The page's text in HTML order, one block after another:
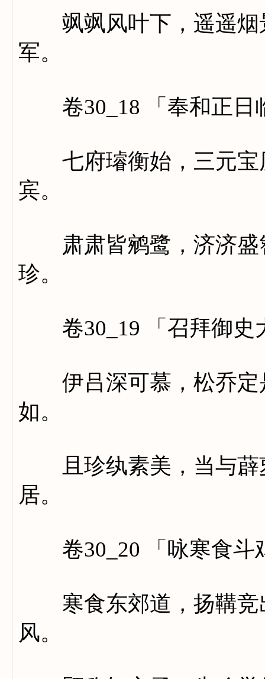
飒飒风叶下，遥遥烟
军。
卷30_18 「奉和正日
七府璿衡始，三元宝
宾。
肃肃皆鹓鹭，济济盛
珍。
卷30_19 「召拜御史
伊吕深可慕，松乔定
如。
且珍纨素美，当与薜
居。
卷30_20 「咏寒食斗
寒食东郊道，扬鞲竞
风。